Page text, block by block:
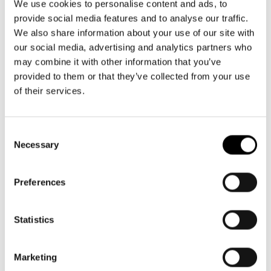
We use cookies to personalise content and ads, to
provide social media features and to analyse our traffic.
We also share information about your use of our site with
our social media, advertising and analytics partners who
may combine it with other information that you’ve
provided to them or that they’ve collected from your use
of their services.
Selection
Necessary
Preferences
Statistics
Marketing
+25
❄️ Isolerend